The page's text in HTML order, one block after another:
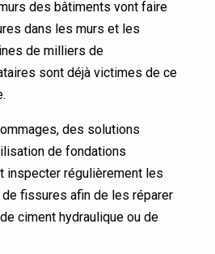
des bâtiments vont faire
dans les murs et les
de milliers de
sont déjà victimes de ce
des solutions
de fondations
inspecter régulièrement les
de fissures afin de les réparer
ciment hydraulique ou de